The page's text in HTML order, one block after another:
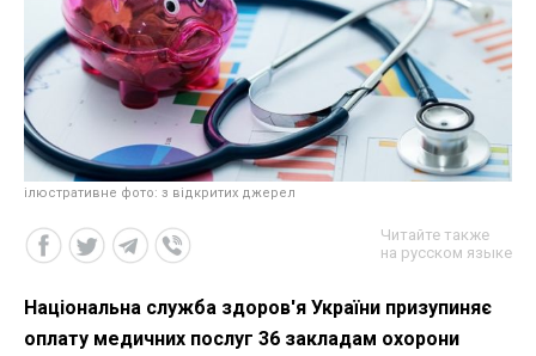
ілюстративне фото: з відкритих джерел
Читайте также
на русском языке
Національна служба здоров'я України призупиняє
оплату медичних послуг 36 закладам охорони